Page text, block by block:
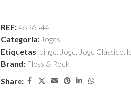
REF:46P6544
Categoria: Jogos
Etiquetas: bingo, Jogo, Jogo Clássico,
Brand: Floss & Rock
Share: